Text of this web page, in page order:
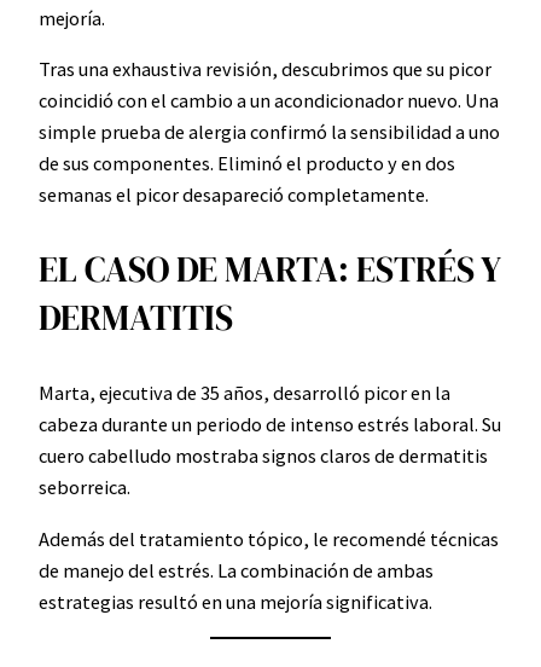
mejoría.
Tras una exhaustiva revisión, descubrimos que su picor
coincidió con el cambio a un acondicionador nuevo. Una
simple prueba de alergia confirmó la sensibilidad a uno
de sus componentes. Eliminó el producto y en dos
semanas el picor desapareció completamente.
EL CASO DE MARTA: ESTRÉS Y
DERMATITIS
Marta, ejecutiva de 35 años, desarrolló picor en la
cabeza durante un periodo de intenso estrés laboral. Su
cuero cabelludo mostraba signos claros de dermatitis
seborreica.
Además del tratamiento tópico, le recomendé técnicas
de manejo del estrés. La combinación de ambas
estrategias resultó en una mejoría significativa.